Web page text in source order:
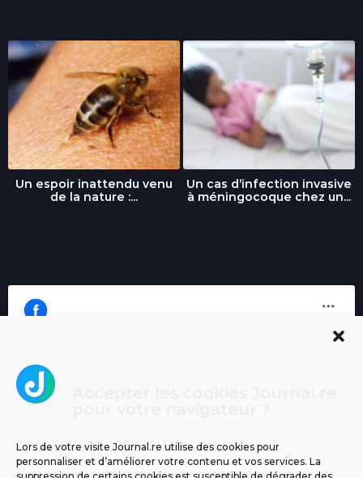
Lors de votre visite Journal.re utilise des cookies pour
personnaliser et d’améliorer votre contenu et vos services. La
Un espoir inattendu venu
de la nature :...
Un cas d’infection invasive
à méningocoque chez un...